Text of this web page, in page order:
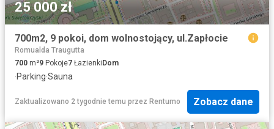
25 000 zł
700m2, 9 pokoi, dom wolnostojący, ul.Zapłocie
Romualda Traugutta
700 m²9 Pokoje7 Łazienki Dom
·Parking·Sauna
Zaktualizowano 2 tygodnie temu przez Rentumo Zobacz dane